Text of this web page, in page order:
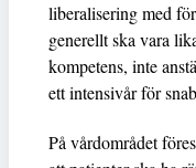
liberalisering med
generellt ska vara
kompetens, inte
ett intensivår för
På vårdområdet